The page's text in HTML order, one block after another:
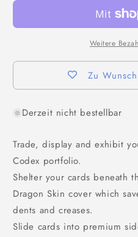
Weitere
Zu
Derzeit nicht bestellbar
Trade, display and exhibit
Codex portfolio.
Shelter your cards beneath
Dragon Skin cover which
dents and creases.
Slide cards into premium